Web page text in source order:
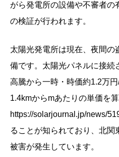
がら発電所の設備や不審者の
の検証が行われます。
太陽光発電所は現在、夜間の
備です。太陽光パネルに接続
高騰から一時・時価約1.2万
1.4kmからmあたりの単価を
https://solarjournal.jp/news/
ることが知られており、北
被害が発生しています。